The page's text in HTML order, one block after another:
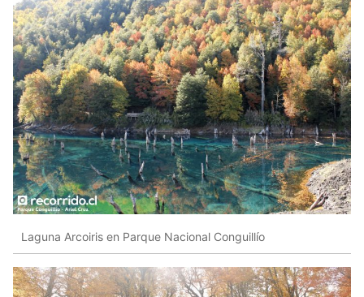
Laguna Arcoiris en Parque Nacional Conguillío